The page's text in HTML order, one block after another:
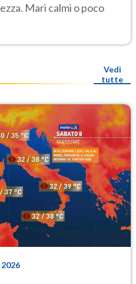
Mari calmi o poco
Vedi
tutte